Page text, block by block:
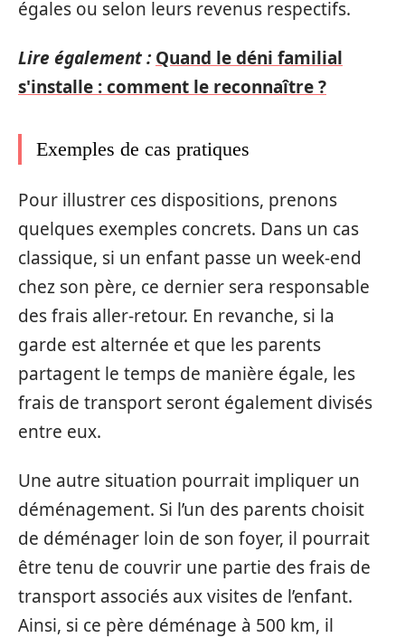
égales ou selon leurs revenus respectifs.
Lire également : Quand le déni familial
s'installe : comment le reconnaître ?
Exemples de cas pratiques
Pour illustrer ces dispositions, prenons
quelques exemples concrets. Dans un cas
classique, si un enfant passe un week-end
chez son père, ce dernier sera responsable
des frais aller-retour. En revanche, si la
garde est alternée et que les parents
partagent le temps de manière égale, les
frais de transport seront également divisés
entre eux.
Une autre situation pourrait impliquer un
déménagement. Si l’un des parents choisit
de déménager loin de son foyer, il pourrait
être tenu de couvrir une partie des frais de
transport associés aux visites de l’enfant.
Ainsi, si ce père déménage à 500 km, il